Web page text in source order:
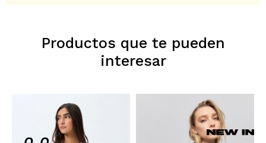
Productos que te pueden
interesar